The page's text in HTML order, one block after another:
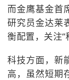
而金鹰基金首
研究员金达莱
衡配置，关注“
科技方面，新
高，虽然短期